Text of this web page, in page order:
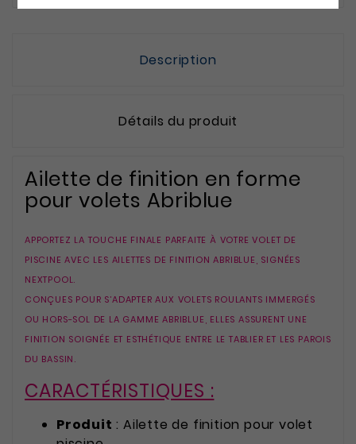
Description
Détails du produit
Ailette de finition en forme
pour volets Abriblue
APPORTEZ LA TOUCHE FINALE PARFAITE À VOTRE VOLET DE
PISCINE AVEC LES AILETTES DE FINITION ABRIBLUE, SIGNÉES
NEXTPOOL.
CONÇUES POUR S’ADAPTER AUX VOLETS ROULANTS IMMERGÉS
OU HORS-SOL DE LA GAMME ABRIBLUE, ELLES ASSURENT UNE
FINITION SOIGNÉE ET ESTHÉTIQUE ENTRE LE TABLIER ET LES PAROIS
DU BASSIN.
CARACTÉRISTIQUES :
Produit : Ailette de finition pour volet